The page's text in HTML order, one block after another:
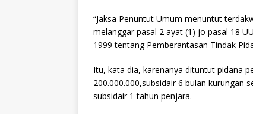
“Jaksa Penuntut Umum menuntut
melanggar pasal 2 ayat (1) jo pasal 18
1999 tentang Pemberantasan Tindak
Itu, kata dia, karenanya dituntut pidana
200.000.000,subsidair 6 bulan kurungan
subsidair 1 tahun penjara.